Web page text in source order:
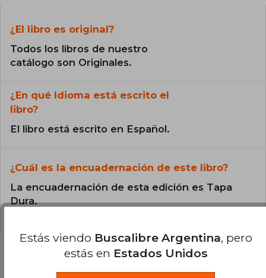
¿El libro es original?
Todos los libros de nuestro
catálogo son Originales.
¿En qué Idioma está escrito el
libro?
El libro está escrito en Español.
¿Cuál es la encuadernación de este libro?
La encuadernación de esta edición es Tapa
Dura.
Estás viendo Buscalibre Argentina, pero
estás en Estados Unidos